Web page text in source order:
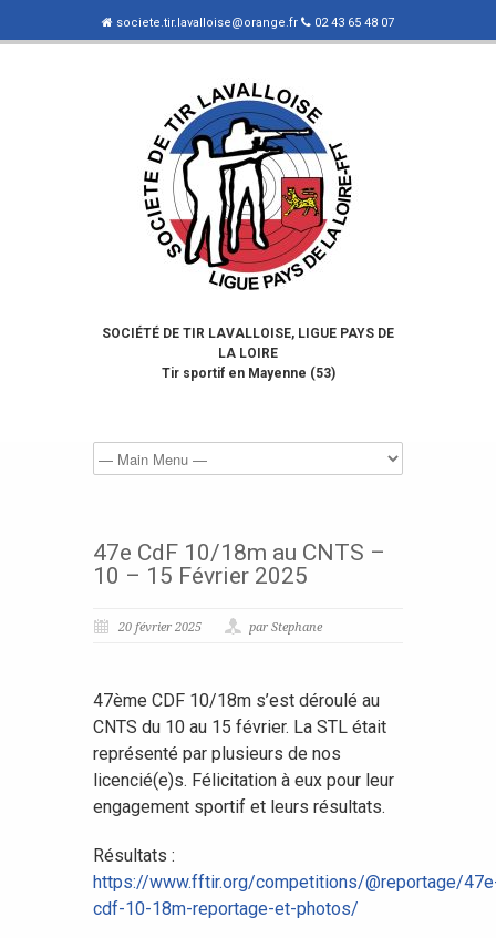
societe.tir.lavalloise@orange.fr 02 43 65 48 07
SOCIÉTÉ DE TIR LAVALLOISE, LIGUE PAYS DE
LA LOIRE
Tir sportif en Mayenne (53)
47e CdF 10/18m au CNTS –
10 – 15 Février 2025
20 février 2025 par Stephane
47ème CDF 10/18m s’est déroulé au
CNTS du 10 au 15 février. La STL était
représenté par plusieurs de nos
licencié(e)s. Félicitation à eux pour leur
engagement sportif et leurs résultats.
Résultats :
https://www.fftir.org/competitions/@reportage/
cdf-10-18m-reportage-et-photos/